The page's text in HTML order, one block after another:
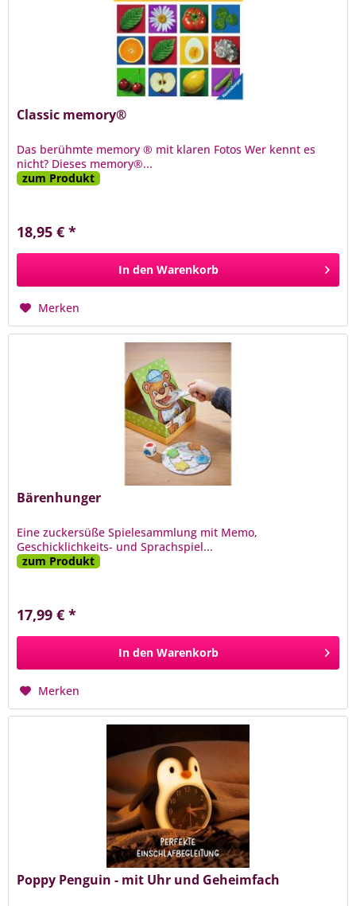
Classic memory®
Das berühmte memory ® mit klaren Fotos Wer kennt es
nicht? Dieses memory®...
zum Produkt
18,95 € *
In den Warenkorb
Merken
Bärenhunger
Eine zuckersüße Spielesammlung mit Memo,
Geschicklichkeits- und Sprachspiel...
zum Produkt
17,99 € *
In den Warenkorb
Merken
Poppy Penguin - mit Uhr und Geheimfach